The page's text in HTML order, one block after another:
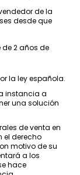
de la
desde que
de 2 años de
la ley española.
instancia a
una solución
de venta en
el derecho
motivo de su
a los
hace